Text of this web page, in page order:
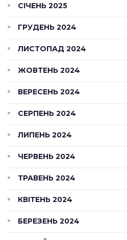
СІЧЕНЬ 2025
ГРУДЕНЬ 2024
ЛИСТОПАД 2024
ЖОВТЕНЬ 2024
ВЕРЕСЕНЬ 2024
СЕРПЕНЬ 2024
ЛИПЕНЬ 2024
ЧЕРВЕНЬ 2024
ТРАВЕНЬ 2024
КВІТЕНЬ 2024
БЕРЕЗЕНЬ 2024